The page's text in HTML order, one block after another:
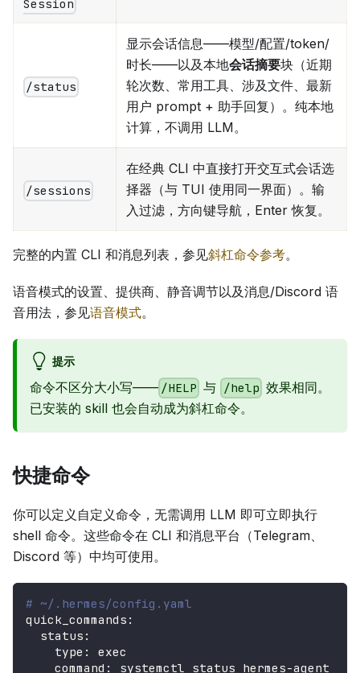
Session
/status
显示会话信息——模型/配置/token/
时长——以及本地会话摘要块（近期
轮次数、常用工具、涉及文件、最新
用户 prompt + 助手回复）。纯本地
计算，不调用 LLM。
/sessions
在经典 CLI 中直接打开交互式会话选
择器（与 TUI 使用同一界面）。输
入过滤，方向键导航，Enter 恢复。
完整的内置 CLI 和消息列表，参见斜杠命令参考。
语音模式的设置、提供商、静音调节以及消息/Discord 语
音用法，参见语音模式。
提示
命令不区分大小写—— /HELP 与 /help 效果相同。
已安装的 skill 也会自动成为斜杠命令。
快捷命令
你可以定义自定义命令，无需调用 LLM 即可立即执行
shell 命令。这些命令在 CLI 和消息平台（Telegram、
Discord 等）中均可使用。
# ~/.hermes/config.yaml
quick_commands :
status :
type :
exec
command : systemctl status hermes-agent